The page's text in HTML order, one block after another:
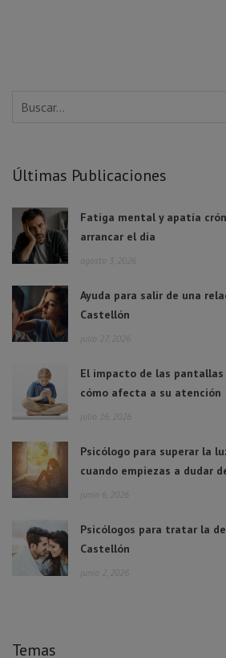
Últimas Publicaciones
Fatiga mental y apatía
arrancar el día
agosto 3, 2026
Ayuda para salir de una
Castellón
julio 27, 2026
El impacto de las
cómo afecta a su atención
julio 16, 2026
Psicólogo para superar la
cuando empiezas a dudar
junio 6, 2026
Psicólogos para tratar la
Castellón
junio 2, 2026
Temas